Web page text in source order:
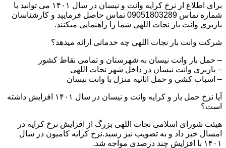
برای اطلاع از نرخ کرایه وانت و نیسان در سال ۱۴۰۱ می توانید با
شماره تماس 09051803289 تماس حاصل فرمایید و کارشناسان
باربری وانت بار نجات اللهی شما را راهنمایی میکنند.
شرکت وانت بار نجات اللهی چه خدماتی ارائه میدهد؟
– حمل بار وانت نیسان به شهرستان و تمامی نقاط کشور
– باربری وانت نیسان در داخل شهر نجات اللهی
– اسباب کشی و حمل اثاثیه منزل با وانت نیسان
آیا نرخ حمل بار و کرایه وانت و نیسان در سال ۱۴۰۱ افزایش داشته
است؟
هیئت شورای اسلامی نجات اللهی بزرگ از افزایش نرخ کرایه در
امسال خبر داد و به تصویب نیز رسید.نرخ کرایه کامیون در سال
۱۴۰۱ با افزایش چند درصدی مواجه شد.